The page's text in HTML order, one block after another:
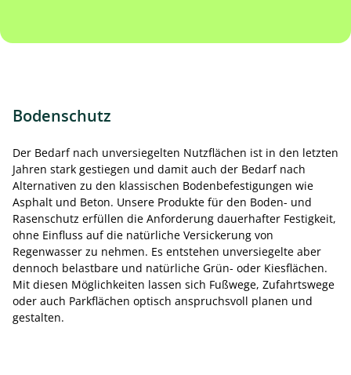
Bodenschutz
Der Bedarf nach unversiegelten Nutzflächen ist in den letzten
Jahren stark gestiegen und damit auch der Bedarf nach
Alternativen zu den klassischen Bodenbefestigungen wie
Asphalt und Beton. Unsere Produkte für den Boden- und
Rasenschutz erfüllen die Anforderung dauerhafter Festigkeit,
ohne Einfluss auf die natürliche Versickerung von
Regenwasser zu nehmen. Es entstehen unversiegelte aber
dennoch belastbare und natürliche Grün- oder Kiesflächen.
Mit diesen Möglichkeiten lassen sich Fußwege, Zufahrtswege
oder auch Parkflächen optisch anspruchsvoll planen und
gestalten.